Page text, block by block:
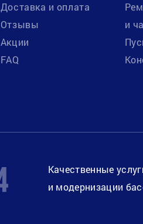
Доставка и оплата
Отзывы
Акции
FAQ
и
Качественные
и модернизации